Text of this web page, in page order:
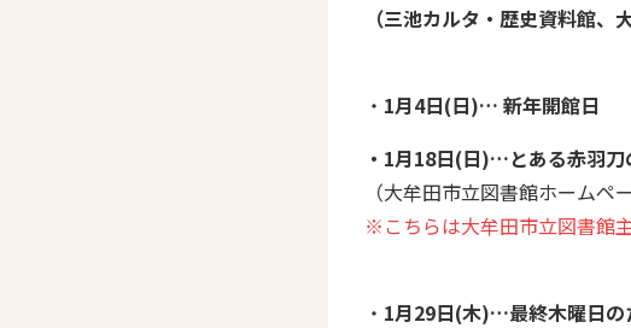
（三池カルタ・歴史資料館、
・ 1月4日(日)… 新年開館日
・1月18日(日)…とある赤羽
（大牟田市立図書館ホームペ
※こちらは大牟田市立図書館
・ 1月29日(木)…最終木曜日の